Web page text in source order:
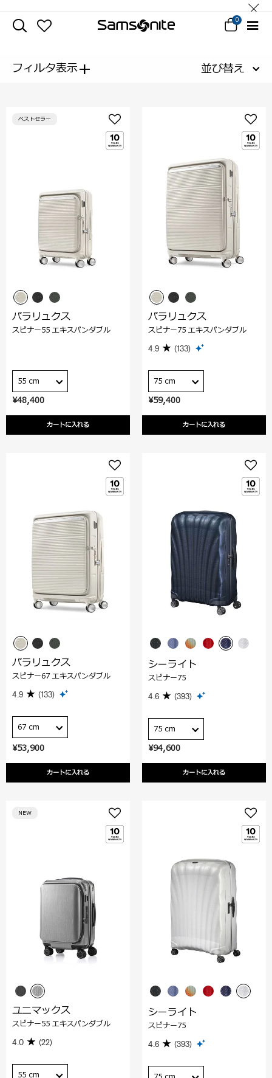
0
フィルタ表示+ 並び替え
¥48,400
カートに入れる
ベストセラー
パラリュクス
スピナー55 エキスパンダブル
55 cm
¥59,400
カートに入れる
パラリュクス
スピナー75 エキスパンダブル
4.9 (133)
75 cm
¥53,900
カートに入れる
パラリュクス
スピナー67 エキスパンダブル
4.9 (133)
67 cm
¥94,600
カートに入れる
シーライト
スピナー75
4.6 (393)
75 cm
NEW
ユニマックス
スピナー55 エキスパンダブル
4.0 (22)
55 cm
シーライト
スピナー75
4.6 (393)